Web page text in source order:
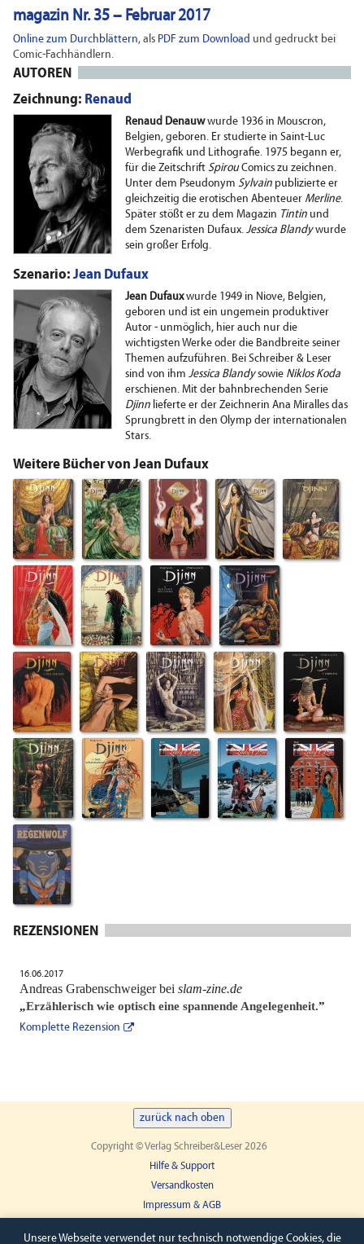
magazin Nr. 35 – Februar 2017
Online zum Durchblättern, als PDF zum Download und gedruckt bei
Comic-Fachhändlern.
AUTOREN
Zeichnung: Renaud
Renaud Denauwwurde 1936 in Mouscron,
Belgien, geboren. Er studierte in Saint-Luc
Werbegrafik und Lithografie. 1975 begann er,
für die Zeitschrift SpirouComics zu zeichnen.
Unter dem Pseudonym Sylvain publizierte er
gleichzeitig die erotischen Abenteuer Merline.
Später stößt er zu dem Magazin Tintin und
dem Szenaristen Dufaux. Jessica Blandywurde
sein großer Erfolg.
Szenario: Jean Dufaux
Jean Dufauxwurde 1949 in Niove, Belgien,
geboren und ist ein ungemein produktiver
Autor - unmöglich, hier auch nur die
wichtigsten Werke oder die Bandbreite seiner
Themen aufzuführen. Bei Schreiber & Leser
sind von ihm Jessica Blandysowie Niklos Koda
erschienen. Mit der bahnbrechenden Serie
Djinn lieferte er der Zeichnerin Ana Miralles das
Sprungbrett in den Olymp der internationalen
Stars.
Weitere Bücher von Jean Dufaux
REZENSIONEN
16.06.2017
Andreas Grabenschweiger bei slam-zine.de
„Erzählerisch wie optisch eine spannende Angelegenheit.”
Komplette Rezension
zurück nach oben
Copyright © Verlag Schreiber&Leser 2026
Hilfe & Support
Versandkosten
Impressum & AGB
Unsere Webseite verwendet nur technisch notwendige Cookies, die